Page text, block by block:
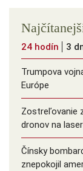
24 hodín 3
Trumpova
Európe
Zostreľovanie
dronov na
Čínsky
znepokojil